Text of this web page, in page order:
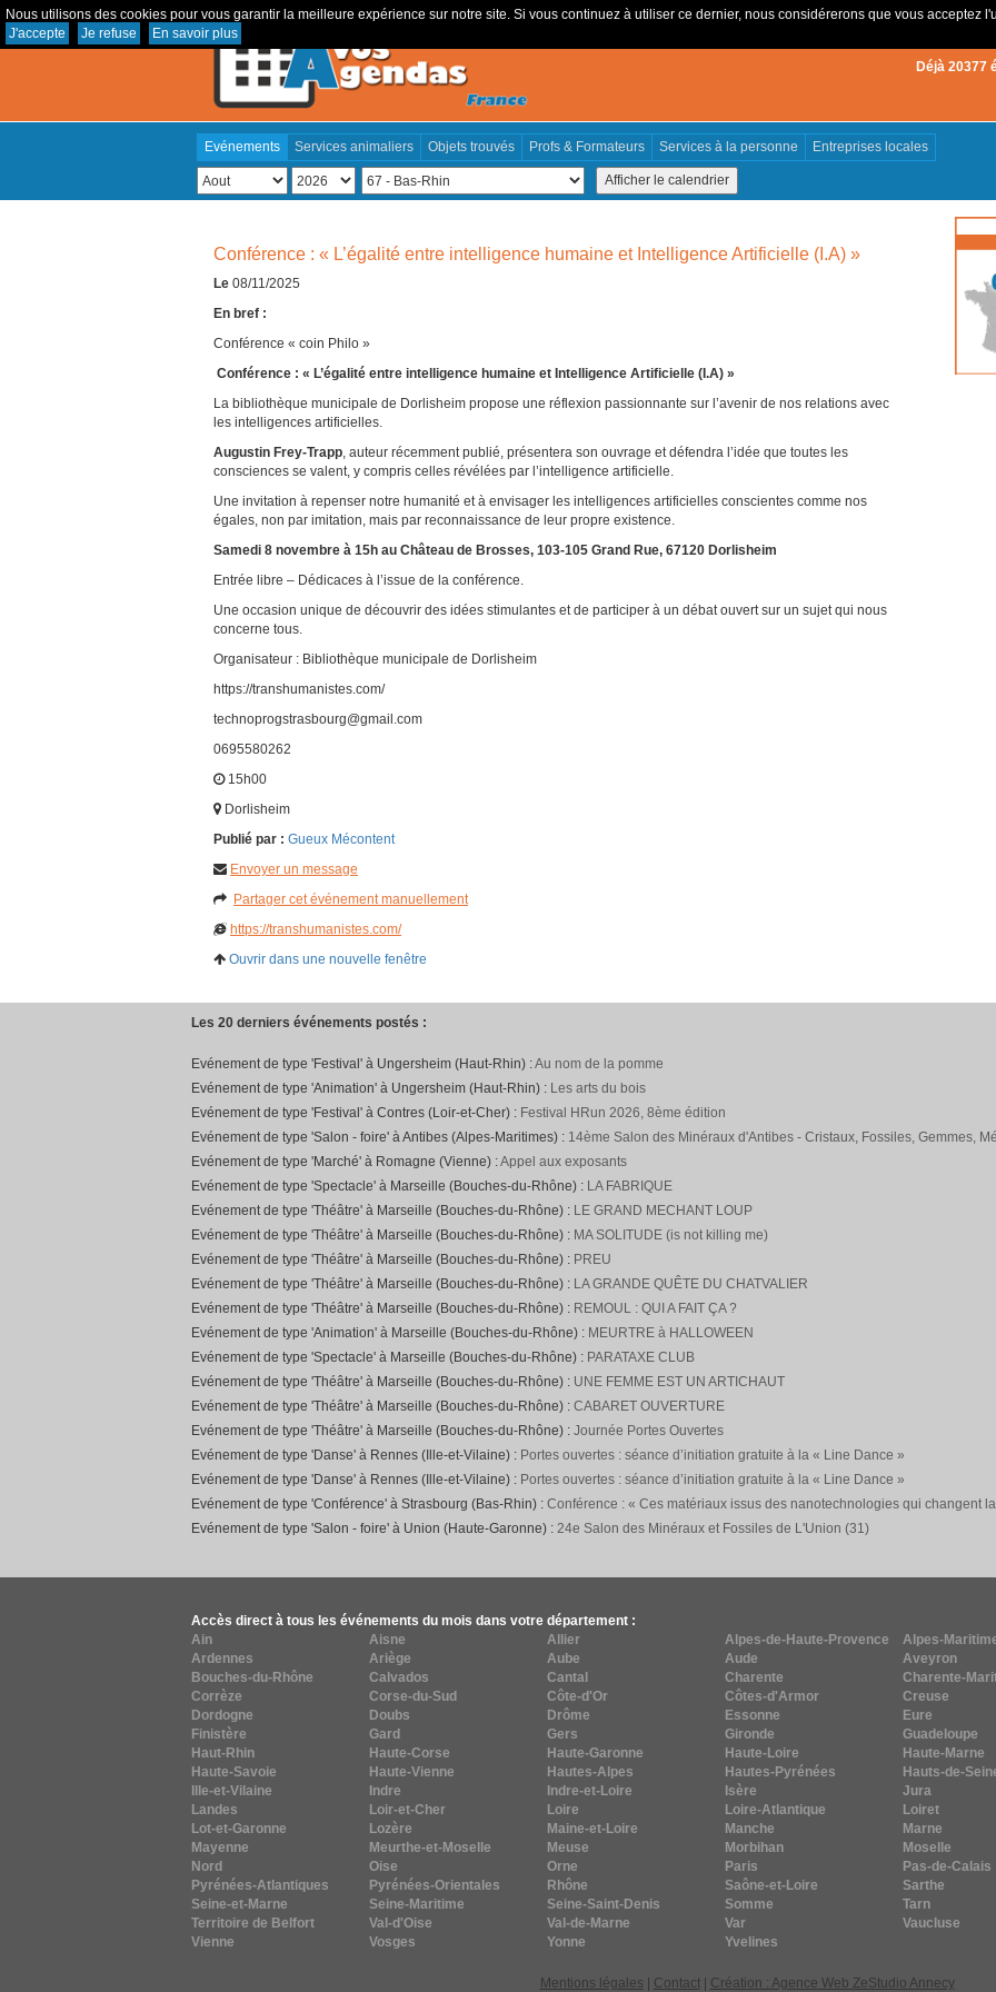
Nous utilisons des cookies pour vous garantir la meilleure expérience sur notre site. Si vous continuez à utiliser ce dernier, nous considérerons que vous acceptez
J'accepte
Je refuse En savoir plus
Déjà 20377
Evénements Services animaliers Objets trouvés Profs & Formateurs Services à la personne Entreprises locales
Conférence : « L’égalité entre intelligence humaine et Intelligence Artificielle (I.A) »
Le 08/11/2025
En bref :
Conférence « coin Philo »
Conférence : « L’égalité entre intelligence humaine et Intelligence Artificielle (I.A) »
La bibliothèque municipale de Dorlisheim propose une réflexion passionnante sur l’avenir de nos relations avec
les intelligences artificielles.
Augustin Frey-Trapp, auteur récemment publié, présentera son ouvrage et défendra l’idée que toutes les
consciences se valent, y compris celles révélées par l’intelligence artificielle.
Une invitation à repenser notre humanité et à envisager les intelligences artificielles conscientes comme nos
égales, non par imitation, mais par reconnaissance de leur propre existence.
Samedi 8 novembre à 15h au Château de Brosses, 103-105 Grand Rue, 67120 Dorlisheim
Entrée libre – Dédicaces à l’issue de la conférence.
Une occasion unique de découvrir des idées stimulantes et de participer à un débat ouvert sur un sujet qui nous
concerne tous.
Organisateur : Bibliothèque municipale de Dorlisheim
https://transhumanistes.com/
technoprogstrasbourg@gmail.com
0695580262
15h00
Dorlisheim
Publié par : Gueux Mécontent
Envoyer un message
Partager cet événement manuellement
https://transhumanistes.com/
Ouvrir dans une nouvelle fenêtre
Les 20 derniers événements postés :
Evénement de type 'Festival' à Ungersheim (Haut-Rhin) :Au nom de la pomme
Evénement de type 'Animation' à Ungersheim (Haut-Rhin) : Les arts du bois
Evénement de type 'Festival' à Contres (Loir-et-Cher) : Festival HRun 2026, 8ème édition
Evénement de type 'Salon - foire' à Antibes (Alpes-Maritimes) : 14ème Salon des Minéraux d'Antibes - Cristaux, Fossiles, Gemmes,
Evénement de type 'Marché' à Romagne (Vienne) :Appel aux exposants
Evénement de type 'Spectacle' à Marseille (Bouches-du-Rhône) : LA FABRIQUE
Evénement de type 'Théâtre' à Marseille (Bouches-du-Rhône) : LE GRAND MECHANT LOUP
Evénement de type 'Théâtre' à Marseille (Bouches-du-Rhône) : MA SOLITUDE (is not killing me)
Evénement de type 'Théâtre' à Marseille (Bouches-du-Rhône) : PREU
Evénement de type 'Théâtre' à Marseille (Bouches-du-Rhône) : LA GRANDE QUÊTE DU CHATVALIER
Evénement de type 'Théâtre' à Marseille (Bouches-du-Rhône) : REMOUL : QUI A FAIT ÇA ?
Evénement de type 'Animation' à Marseille (Bouches-du-Rhône) : MEURTRE à HALLOWEEN
Evénement de type 'Spectacle' à Marseille (Bouches-du-Rhône) : PARATAXE CLUB
Evénement de type 'Théâtre' à Marseille (Bouches-du-Rhône) : UNE FEMME EST UN ARTICHAUT
Evénement de type 'Théâtre' à Marseille (Bouches-du-Rhône) : CABARET OUVERTURE
Evénement de type 'Théâtre' à Marseille (Bouches-du-Rhône) : Journée Portes Ouvertes
Evénement de type 'Danse' à Rennes (Ille-et-Vilaine) : Portes ouvertes : séance d’initiation gratuite à la « Line Dance »
Evénement de type 'Danse' à Rennes (Ille-et-Vilaine) : Portes ouvertes : séance d’initiation gratuite à la « Line Dance »
Evénement de type 'Conférence' à Strasbourg (Bas-Rhin) : Conférence : « Ces matériaux issus des nanotechnologies qui changent
Evénement de type 'Salon - foire' à Union (Haute-Garonne) : 24e Salon des Minéraux et Fossiles de L'Union (31)
Accès direct à tous les événements du mois dans votre département :
Ain
Aisne Allier Alpes-de-Haute-Provence Alpes-
Ardennes
Ariège Aube Aude Aveyron
Bouches-du-Rhône
Calvados Cantal Charente Charente-
Corrèze
Corse-du-Sud Côte-d'Or Côtes-d'Armor Creuse
Dordogne
Doubs Drôme Essonne Eure
Finistère
Gard Gers Gironde Guadeloupe
Haut-Rhin
Haute-Corse Haute-Garonne Haute-Loire Haute-Marne
Haute-Savoie
Haute-Vienne Hautes-Alpes Hautes-Pyrénées Hauts-de-
Ille-et-Vilaine
Indre Indre-et-Loire Isère Jura
Landes
Loir-et-Cher Loire Loire-Atlantique Loiret
Lot-et-Garonne
Lozère Maine-et-Loire Manche Marne
Mayenne
Meurthe-et-Moselle Meuse Morbihan Moselle
Nord
Oise Orne Paris Pas-de-Calais
Pyrénées-Atlantiques
Pyrénées-Orientales Rhône Saône-et-Loire Sarthe
Seine-et-Marne
Seine-Maritime Seine-Saint-Denis Somme Tarn
Territoire de Belfort
Val-d'Oise Val-de-Marne Var Vaucluse
Vienne
Vosges Yonne Yvelines
Mentions légales Contact| Création : Agence Web ZeStudio Annecy